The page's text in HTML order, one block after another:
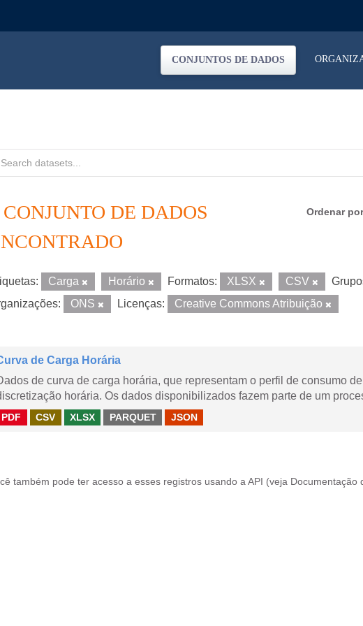
CONJUNTOS DE DADOS
Ordenar por
CONJUNTO DE DADOS
Carga Horário Formatos: XLSX CSV
ONS Licenças: Creative Commons Atribuição
de Carga Horária
de curva de carga horária, que representam o perfil de consumo
horária. Os dados disponibilizados fazem parte de um
PDF CSV XLSX PARQUET JSON
também pode ter acesso a esses registros usando a API (veja Documentação